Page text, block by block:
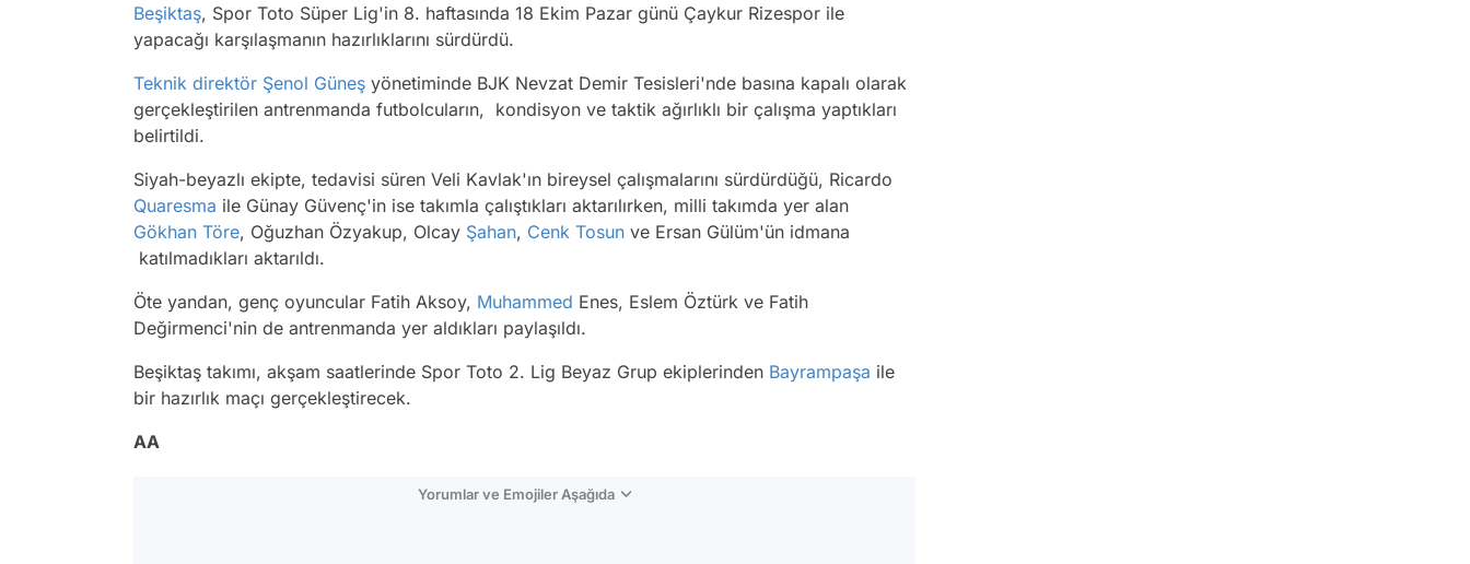
Beşiktaş, Spor Toto Süper Lig'in 8. haftasında 18 Ekim Pazar günü Çaykur Rizespor ile
yapacağı karşılaşmanın hazırlıklarını sürdürdü.
Teknik direktör Şenol Güneş yönetiminde BJK Nevzat Demir Tesisleri'nde basına kapalı olarak
gerçekleştirilen antrenmanda futbolcuların, kondisyon ve taktik ağırlıklı bir çalışma yaptıkları
belirtildi.
Siyah-beyazlı ekipte, tedavisi süren Veli Kavlak'ın bireysel çalışmalarını sürdürdüğü, Ricardo
Quaresma ile Günay Güvenç'in ise takımla çalıştıkları aktarılırken, milli takımda yer alan
Gökhan Töre, Oğuzhan Özyakup, Olcay Şahan, Cenk Tosun ve Ersan Gülüm'ün idmana
katılmadıkları aktarıldı.
Öte yandan, genç oyuncular Fatih Aksoy, Muhammed Enes, Eslem Öztürk ve Fatih
Değirmenci'nin de antrenmanda yer aldıkları paylaşıldı.
Beşiktaş takımı, akşam saatlerinde Spor Toto 2. Lig Beyaz Grup ekiplerinden Bayrampaşa ile
bir hazırlık maçı gerçekleştirecek.
AA
Yorumlar ve Emojiler Aşağıda